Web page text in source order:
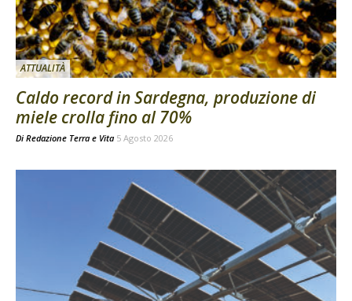
ATTUALITÀ
Caldo record in Sardegna, produzione di
miele crolla fino al 70%
Di Redazione Terra e Vita 5 Agosto 2026